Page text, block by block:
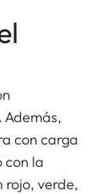
con carga
con la
rojo, verde,